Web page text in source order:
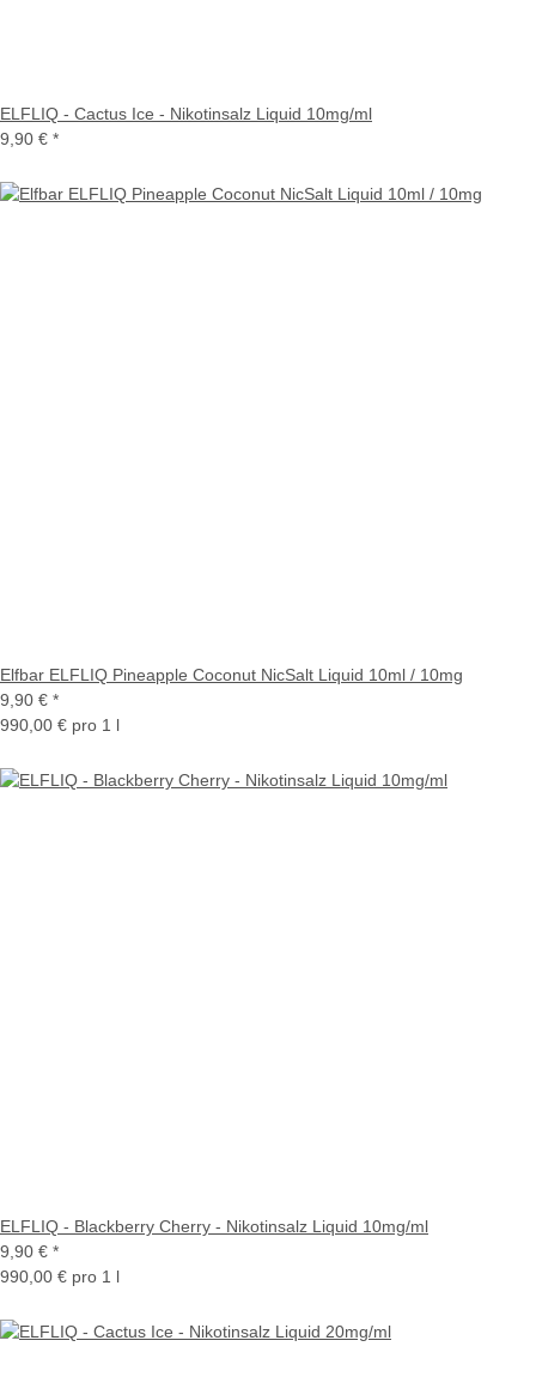
ELFLIQ - Cactus Ice - Nikotinsalz Liquid 10mg/ml
9,90 € *
Elfbar ELFLIQ Pineapple Coconut NicSalt Liquid 10ml / 10mg
9,90 € *
990,00 € pro 1 l
ELFLIQ - Blackberry Cherry - Nikotinsalz Liquid 10mg/ml
9,90 € *
990,00 € pro 1 l